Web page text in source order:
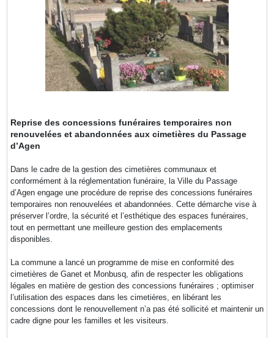
Reprise des concessions funéraires temporaires non
renouvelées et abandonnées aux cimetières du Passage
d’Agen
Dans le cadre de la gestion des cimetières communaux et
conformément à la réglementation funéraire, la Ville du Passage
d’Agen engage une procédure de reprise des concessions funéraires
temporaires non renouvelées et abandonnées. Cette démarche vise à
préserver l’ordre, la sécurité et l’esthétique des espaces funéraires,
tout en permettant une meilleure gestion des emplacements
disponibles.
La commune a lancé un programme de mise en conformité des
cimetières de Ganet et Monbusq, afin de respecter les obligations
légales en matière de gestion des concessions funéraires ; optimiser
l’utilisation des espaces dans les cimetières, en libérant les
concessions dont le renouvellement n’a pas été sollicité et maintenir un
cadre digne pour les familles et les visiteurs.